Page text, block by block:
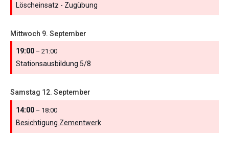
Löscheinsatz - Zugübung
Mittwoch 9. September
19:00 – 21:00
Stationsausbildung 5/8
Samstag 12. September
14:00 – 18:00
Besichtigung Zementwerk